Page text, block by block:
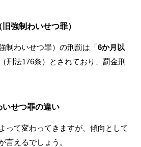
強制わいせつ罪）
制わいせつ罪）の刑罰は「6か月以
刑法176条）とされており、罰金刑
せつ罪の違い
って変わってきますが、傾向として
言えるでしょう。